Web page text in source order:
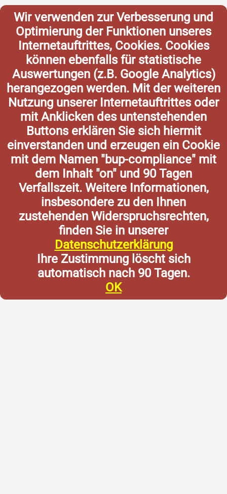
Wir verwenden zur Verbesserung und
Optimierung der Funktionen unseres
Internetauftrittes, Cookies. Cookies
können ebenfalls für statistische
Auswertungen (z.B. Google Analytics)
herangezogen werden. Mit der weiteren
Nutzung unserer Internetauftrittes oder
mit Anklicken des untenstehenden
Buttons erklären Sie sich hiermit
einverstanden und erzeugen ein Cookie
mit dem Namen "bup-compliance" mit
dem Inhalt "on" und 90 Tagen
Verfallszeit. Weitere Informationen,
insbesondere zu den Ihnen
zustehenden Widerspruchsrechten,
finden Sie in unserer
Datenschutzerklärung
Ihre Zustimmung löscht sich
automatisch nach 90 Tagen.
OK